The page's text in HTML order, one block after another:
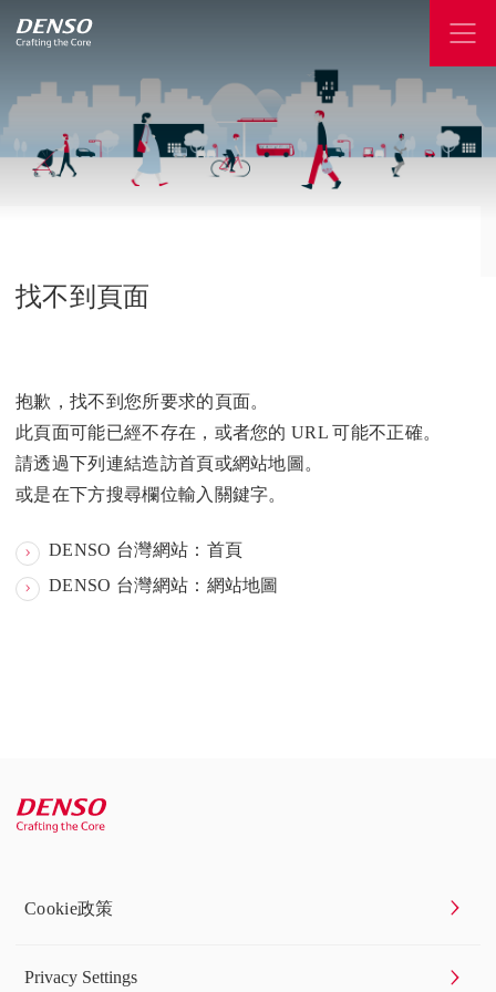
找不到頁面
抱歉，找不到您所要求的頁面。
此頁面可能已經不存在，或者您的 URL 可能不正確。
請透過下列連結造訪首頁或網站地圖。
或是在下方搜尋欄位輸入關鍵字。
DENSO 台灣網站：首頁
DENSO 台灣網站：網站地圖
Cookie政策
Privacy Settings